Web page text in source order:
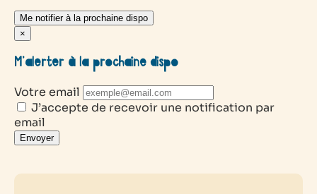
Me notifier à la prochaine dispo
×
M’alerter à la prochaine dispo
Votre email
J’accepte de recevoir une notification par
email
Envoyer